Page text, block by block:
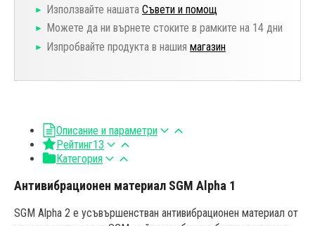
Използвайте нашата Съвети и помощ
Можете да ни върнете стоките в рамките на 14 дни
Изпробвайте продукта в нашия магазин
Описание и параметри
Рейтинг13
Категория
Антивибрационен материал SGM Alpha 1
SGM Alpha 2 е усъвършенстван антивибрационен материал от